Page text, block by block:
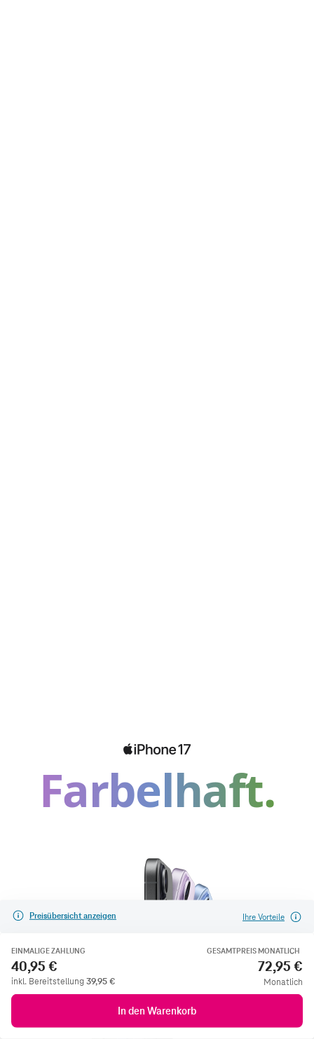
Preisübersicht anzeigen Ihre Vorteile
EINMALIGE ZAHLUNG
40,95 €
inkl. Bereitstellung39,95€
GESAMTPREIS MONATLICH
72,95 €
Monatlich
In den Warenkorb